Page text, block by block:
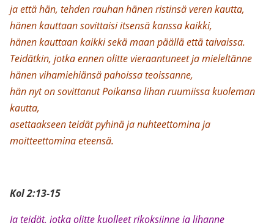
ja että hän, tehden rauhan hänen ristinsä veren kautta,
hänen kauttaan sovittaisi itsensä kanssa kaikki,
hänen kauttaan kaikki sekä maan päällä että taivaissa.
Teidätkin, jotka ennen olitte vieraantuneet ja mieleltänne
hänen vihamiehiänsä pahoissa teoissanne,
hän nyt on sovittanut Poikansa lihan ruumiissa kuoleman
kautta,
asettaakseen teidät pyhinä ja nuhteettomina ja
moitteettomina eteensä.
Kol 2:13-15
Ja teidät, jotka olitte kuolleet rikoksiinne ja lihanne